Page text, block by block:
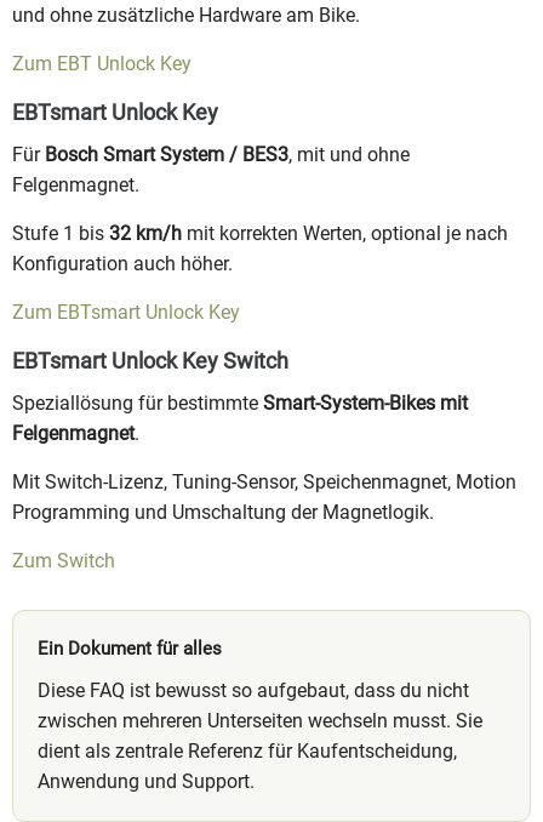
und ohne zusätzliche Hardware am Bike.
Zum EBT Unlock Key
EBTsmart Unlock Key
Für Bosch Smart System / BES3, mit und ohne
Felgenmagnet.
Stufe 1 bis 32 km/h mit korrekten Werten, optional je nach
Konfiguration auch höher.
Zum EBTsmart Unlock Key
EBTsmart Unlock Key Switch
Speziallösung für bestimmte Smart-System-Bikes mit
Felgenmagnet.
Mit Switch-Lizenz, Tuning-Sensor, Speichenmagnet, Motion
Programming und Umschaltung der Magnetlogik.
Zum Switch
Ein Dokument für alles
Diese FAQ ist bewusst so aufgebaut, dass du nicht
zwischen mehreren Unterseiten wechseln musst. Sie
dient als zentrale Referenz für Kaufentscheidung,
Anwendung und Support.